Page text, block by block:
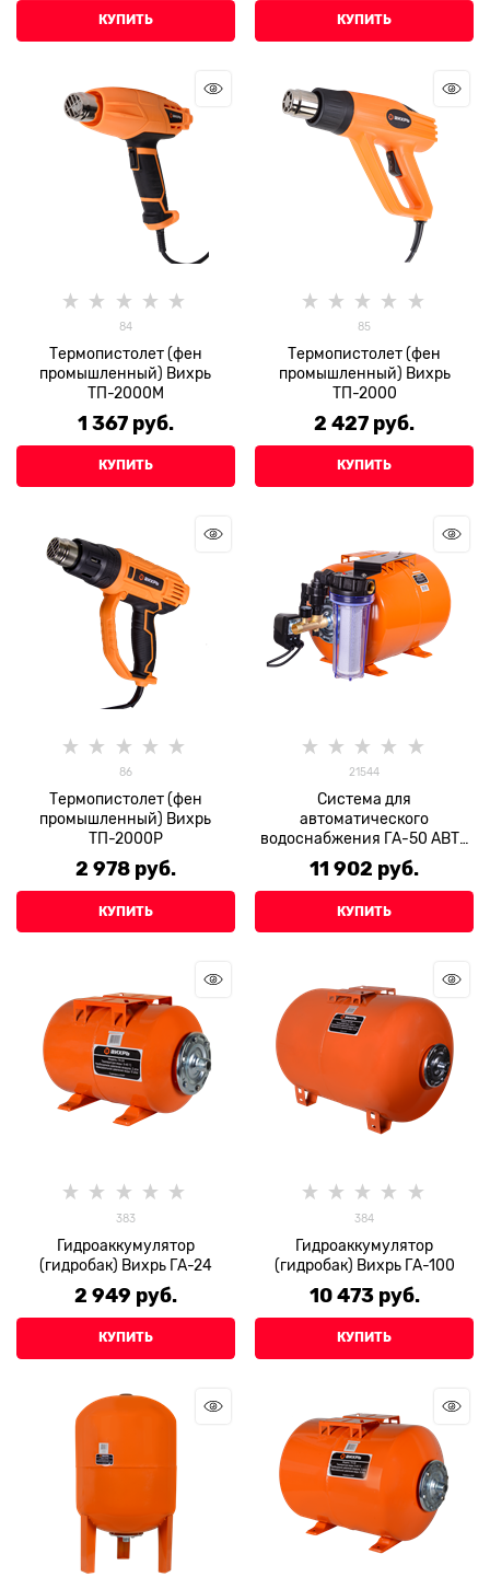
КУПИТЬ КУПИТЬ
84
Термопистолет (фен
промышленный) Вихрь
ТП-2000М
1 367 руб.
КУПИТЬ
85
Термопистолет (фен
промышленный) Вихрь
ТП-2000
2 427 руб.
КУПИТЬ
86
Термопистолет (фен
промышленный) Вихрь
ТП-2000Р
2 978 руб.
КУПИТЬ
21544
Система для
автоматического
водоснабжения ГА-50 АВТО
Вихрь
11 902 руб.
КУПИТЬ
383
Гидроаккумулятор
(гидробак) Вихрь ГА-24
2 949 руб.
КУПИТЬ
384
Гидроаккумулятор
(гидробак) Вихрь ГА-100
10 473 руб.
КУПИТЬ